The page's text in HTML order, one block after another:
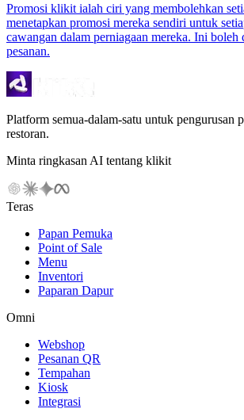
Promosi klikit ialah ciri yang membolehkan
menetapkan promosi mereka sendiri untuk
cawangan dalam perniagaan mereka. Ini
pesanan.
Platform semua-dalam-satu untuk pengurusan
restoran.
Minta ringkasan AI tentang klikit
Teras
Papan Pemuka
Point of Sale
Menu
Inventori
Paparan Dapur
Omni
Webshop
Pesanan QR
Tempahan
Kiosk
Integrasi